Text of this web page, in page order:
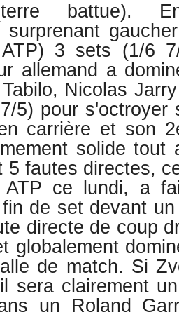
battue).
surprenant
3 sets (1/6
allemand a
Nicolas
5) pour s'octroyer
carrière et son
solide tout
5 fautes directes,
ATP ce lundi, a
de set devant
directe de coup
globalement
de match. Si
sera clairement
un Roland